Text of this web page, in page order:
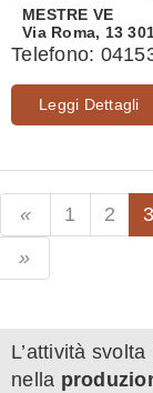
MESTRE VE
Via Roma, 13
Telefono:
Leggi Dettagli
1 2 3
L’attività svolta
nella